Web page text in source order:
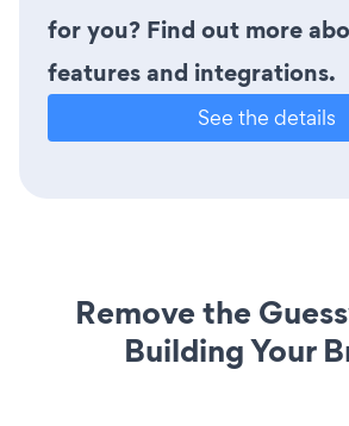
for you? Find out more
features and integrations.
See the details
Remove the
Building Your